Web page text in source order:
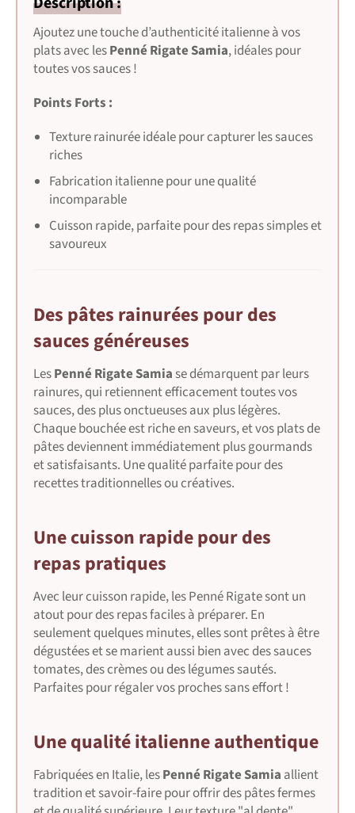
Ajoutez une touche d’authenticité italienne à vos
plats avec lesPenné Rigate Samia, idéales pour
toutes vos sauces !
Points Forts :
Texture rainurée idéale pour capturer les sauces
riches
Fabrication italienne pour une qualité
incomparable
Cuisson rapide, parfaite pour des repas simples et
savoureux
Des pâtes rainurées pour des
sauces généreuses
LesPenné Rigate Samiase démarquent par leurs
rainures, qui retiennent efficacement toutes vos
sauces, des plus onctueuses aux plus légères.
Chaque bouchée est riche en saveurs, et vos plats de
pâtes deviennent immédiatement plus gourmands
et satisfaisants. Une qualité parfaite pour des
recettes traditionnelles ou créatives.
Une cuisson rapide pour des
repas pratiques
Avec leur cuisson rapide, les Penné Rigate sont un
atout pour des repas faciles à préparer. En
seulement quelques minutes, elles sont prêtes à être
dégustées et se marient aussi bien avec des sauces
tomates, des crèmes ou des légumes sautés.
Parfaites pour régaler vos proches sans effort !
Une qualité italienne authentique
Fabriquées en Italie, lesPenné Rigate Samia allient
tradition et savoir-faire pour offrir des pâtes fermes